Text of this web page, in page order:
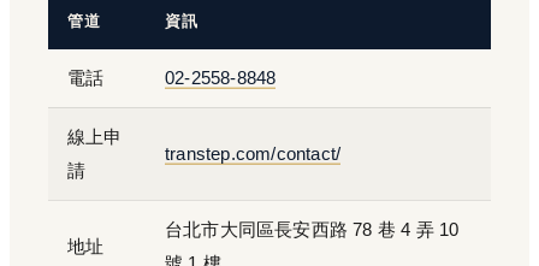
管道 資訊
電話 02-2558-8848
線上申
請
transtep.com/contact/
地址
台北市大同區長安西路 78 巷 4 弄 10